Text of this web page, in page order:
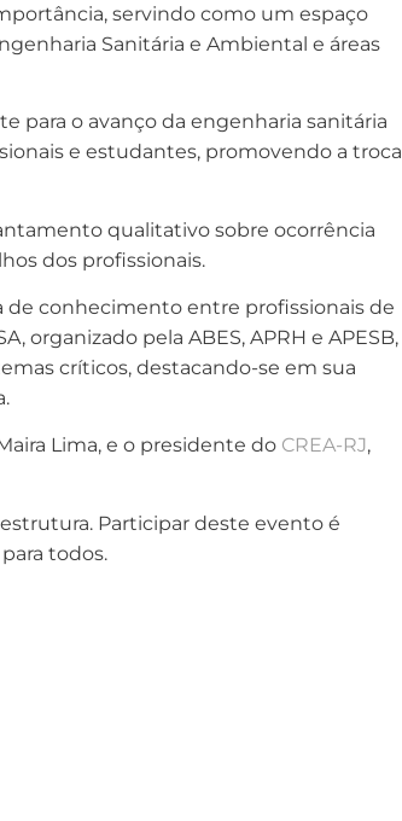
servindo como um espaço
Sanitária e Ambiental e áreas
para o avanço da engenharia sanitária
e estudantes, promovendo a troca
qualitativo sobre ocorrência
dos profissionais.
de conhecimento entre profissionais de
pela ABES, APRH e APESB,
críticos, destacando-se em sua
Lima, e o presidente do CREA-RJ,
Participar deste evento é
todos.